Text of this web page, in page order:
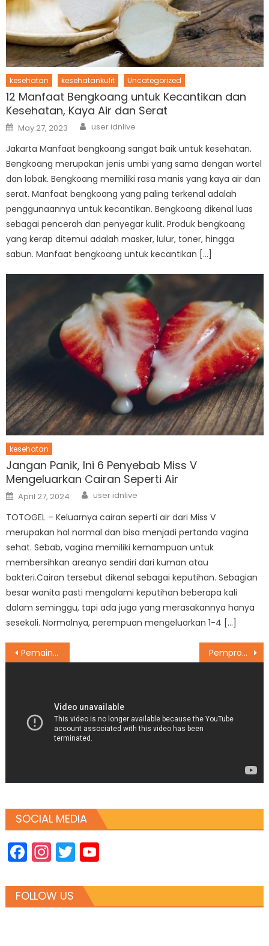
kesehatan kesehatankulit Uncategorized
12 Manfaat Bengkoang untuk Kecantikan dan
Kesehatan, Kaya Air dan Serat
Posted
on
May 27, 2023 Author
user idnlive
Jakarta Manfaat bengkoang sangat baik untuk kesehatan.
Bengkoang merupakan jenis umbi yang sama dengan wortel
dan lobak. Bengkoang memiliki rasa manis yang kaya air dan
serat. Manfaat bengkoang yang paling terkenal adalah
penggunaannya untuk kecantikan. Bengkoang dikenal luas
sebagai pencerah dan penyegar kulit. Produk bengkoang
yang kerap ditemui adalah masker, lulur, toner, hingga
sabun. Manfaat bengkoang untuk kecantikan […]
kesehatan
Jangan Panik, Ini 6 Penyebab Miss V
Mengeluarkan Cairan Seperti Air
Posted
on
April 27, 2024 Author
user idnlive
TOTOGEL – Keluarnya cairan seperti air dari Miss V
merupakan hal normal dan bisa menjadi pertanda vagina
sehat. Sebab, vagina memiliki kemampuan untuk
membersihkan areanya sendiri dari kuman atau
bakteri.Cairan tersebut dikenal sebagai keputihan. Sebagian
besar wanita pasti mengalami keputihan beberapa kali
dalam seminggu, tapi ada juga yang merasakannya hanya
sesekali. Normalnya, perempuan mengeluarkan 1-4 […]
Post
Pemain Liga Inggris: Tak Ada Kehidupan Tanpa Sepak Bola Pemprov DKI Siapkan Makam Khusus Pasien Corona yang Meninggal
SOCIAL MEDIA
Facebook
Instagram
TwitterYouTube
FOLLOW US